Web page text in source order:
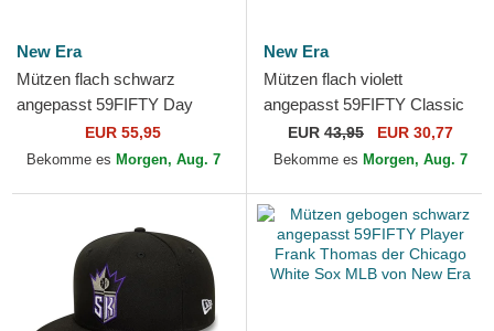
New Era
Mützen flach schwarz
angepasst 59FIFTY Day
Retro Crown der Los Angeles
Dodgers MLB von New Era
EUR 55,95
Bekomme es Morgen, Aug. 7
New Era
Mützen flach violett
angepasst 59FIFTY Classic
der Toronto Raptors NBA von
New Era
EUR 43,95 EUR 30,77
Bekomme es Morgen, Aug. 7